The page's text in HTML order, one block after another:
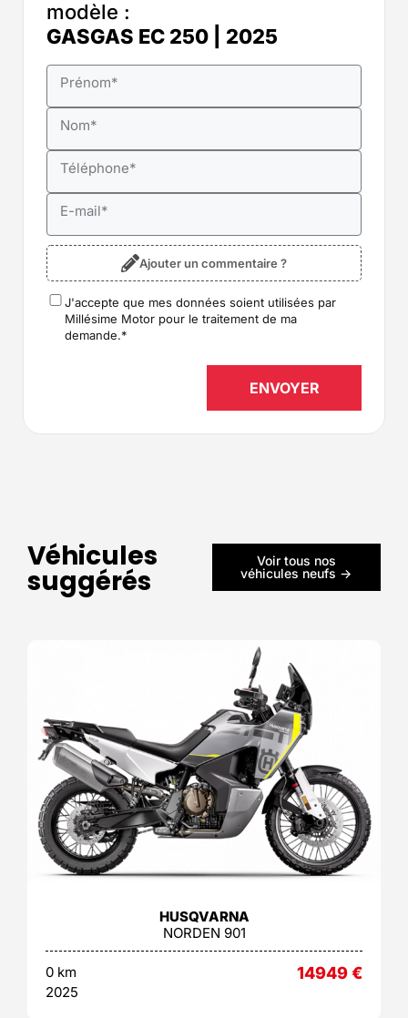
modèle :
GASGAS EC 250 | 2025
Prénom*
Nom*
Téléphone*
E-mail*
Ajouter un commentaire ?
RGPD*
J'accepte que mes données soient utilisées par
Millésime Motor pour le traitement de ma
demande.*
Véhicules
suggérés
Voir tous nos
véhicules neufs ->
HUSQVARNA
NORDEN 901
0 km
2025
14949€